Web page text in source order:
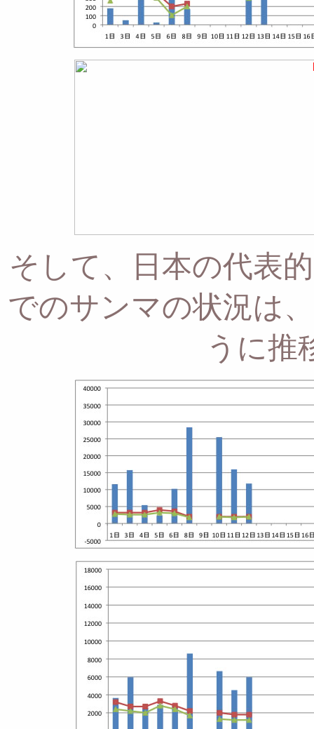
そして、日本の代表
でのサンマの状況は、
うに推